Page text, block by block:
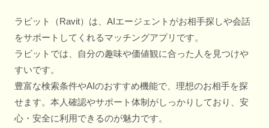
ラビット（Ravit）は、AIエージェントがお相手探しや会話
をサポートしてくれるマッチングアプリです。
ラビットでは、自分の趣味や価値観に合った人を見つけや
すいです。
豊富な検索条件やAIのおすすめ機能で、理想のお相手を探
せます。本人確認やサポート体制がしっかりしており、安
心・安全に利用できるのが魅力です。